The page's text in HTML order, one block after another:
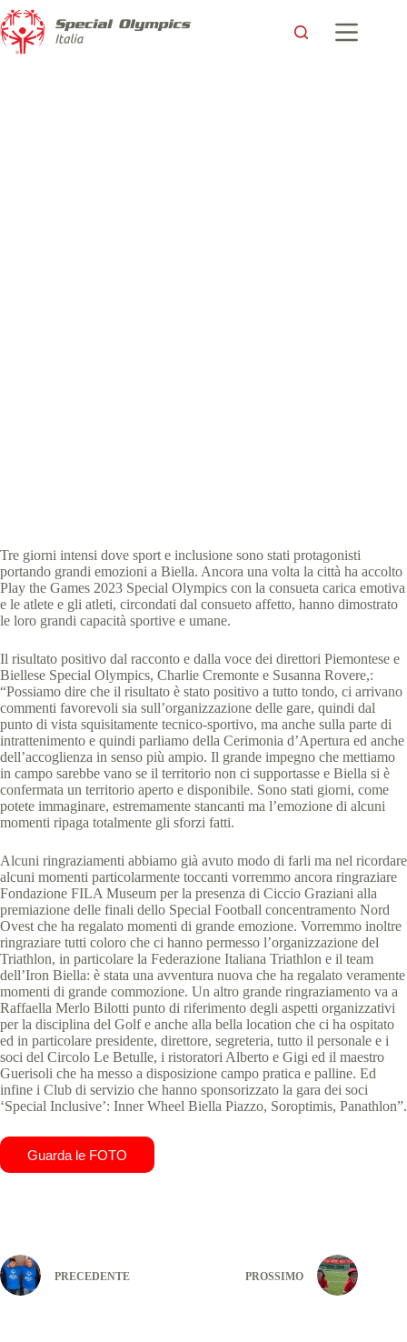
Tre giorni intensi dove sport e inclusione sono stati protagonisti
portando grandi emozioni a Biella. Ancora una volta la città ha accolto
Play the Games 2023 Special Olympics con la consueta carica emotiva
e le atlete e gli atleti, circondati dal consueto affetto, hanno dimostrato
le loro grandi capacità sportive e umane.
Il risultato positivo dal racconto e dalla voce dei direttori Piemontese e
Biellese Special Olympics, Charlie Cremonte e Susanna Rovere,:
“Possiamo dire che il risultato è stato positivo a tutto tondo, ci arrivano
commenti favorevoli sia sull’organizzazione delle gare, quindi dal
punto di vista squisitamente tecnico-sportivo, ma anche sulla parte di
intrattenimento e quindi parliamo della Cerimonia d’Apertura ed anche
dell’accoglienza in senso più ampio. Il grande impegno che mettiamo
in campo sarebbe vano se il territorio non ci supportasse e Biella si è
confermata un territorio aperto e disponibile. Sono stati giorni, come
potete immaginare, estremamente stancanti ma l’emozione di alcuni
momenti ripaga totalmente gli sforzi fatti.
Alcuni ringraziamenti abbiamo già avuto modo di farli ma nel ricordare
alcuni momenti particolarmente toccanti vorremmo ancora ringraziare
Fondazione FILA Museum per la presenza di Ciccio Graziani alla
premiazione delle finali dello Special Football concentramento Nord
Ovest che ha regalato momenti di grande emozione. Vorremmo inoltre
ringraziare tutti coloro che ci hanno permesso l’organizzazione del
Triathlon, in particolare la Federazione Italiana Triathlon e il team
dell’Iron Biella: è stata una avventura nuova che ha regalato veramente
momenti di grande commozione. Un altro grande ringraziamento va a
Raffaella Merlo Bilotti punto di riferimento degli aspetti organizzativi
per la disciplina del Golf e anche alla bella location che ci ha ospitato
ed in particolare presidente, direttore, segreteria, tutto il personale e i
soci del Circolo Le Betulle, i ristoratori Alberto e Gigi ed il maestro
Guerisoli che ha messo a disposizione campo pratica e palline. Ed
infine i Club di servizio che hanno sponsorizzato la gara dei soci
‘Special Inclusive’: Inner Wheel Biella Piazzo, Soroptimis, Panathlon”.
Guarda le FOTO
PRECEDENTE PROSSIMO